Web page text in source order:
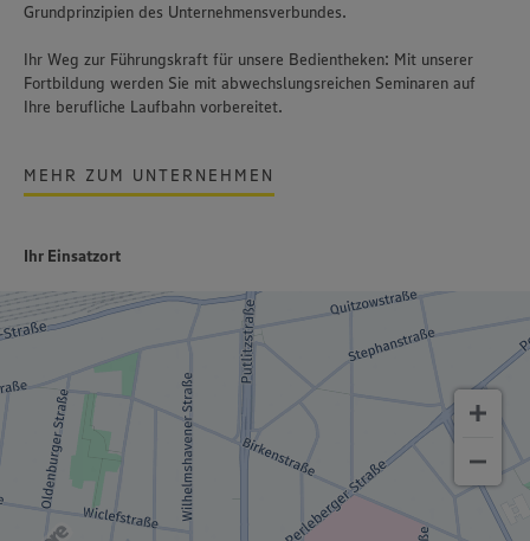
Grundprinzipien des Unternehmensverbundes.
Ihr Weg zur Führungskraft für unsere Bedientheken: Mit unserer
Fortbildung werden Sie mit abwechslungsreichen Seminaren auf
Ihre berufliche Laufbahn vorbereitet.
MEHR ZUM UNTERNEHMEN
Ihr Einsatzort